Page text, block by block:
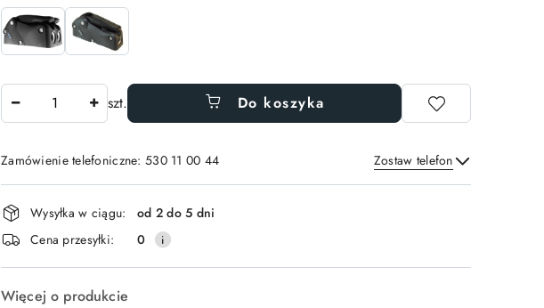
szt. Do koszyka
Zamówienie telefoniczne: 530 11 00 44 Zostaw telefon
Wyślij
Dostępność
i
dostawa
Wysyłka w ciągu:
od 2 do 5 dni
Cena przesyłki:
0
Więcej o produkcie